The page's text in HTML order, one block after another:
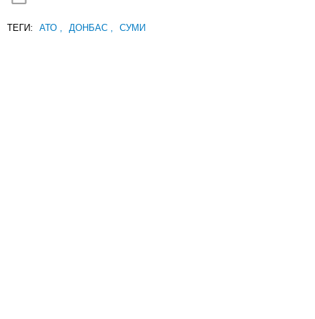
ТЕГИ: АТО , ДОНБАС , СУМИ